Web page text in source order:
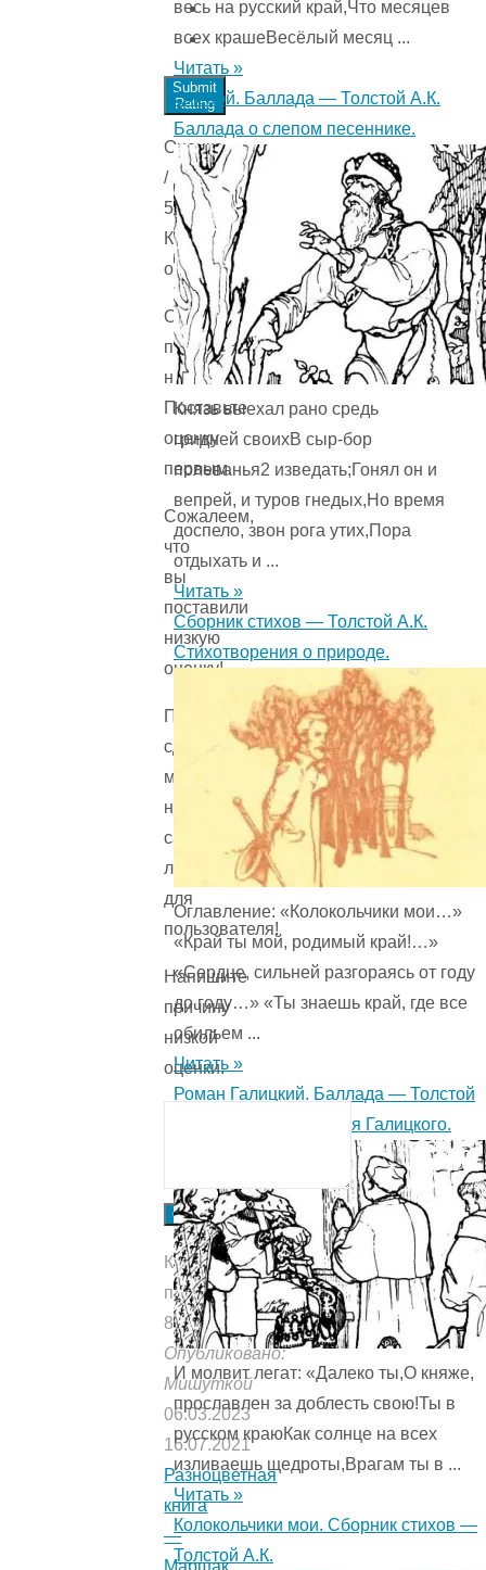
Submit
Rating
Оценка
/
5.
Количестов
оценок
Оценок
пока
нет.
Поставьте
оценку
первым.
Сожалеем,
что
вы
поставили
низкую
оценку!
Помогите
сделать
материалы
на
сайте
лучше
для
пользователя!
Напишите
причину
низкой
оценки.
Отправить
Количество
прочтений:
811
Опубликовано:
Мишуткой
06.03.2023
16.07.2021
Разноцветная
книга
—
Маршак
весь на русский край,Что месяцев
всех крашеВесёлый месяц ...
Читать »
Слепой. Баллада — Толстой А.К.
Баллада о слепом песеннике.
Князь выехал рано средь
гридней своихВ сыр-бор
полеванья2 изведать;Гонял он и
вепрей, и туров гнедых,Но время
доспело, звон рога утих,Пора
отдыхать и ...
Читать »
Сборник стихов — Толстой А.К.
Стихотворения о природе.
Оглавление: «Колокольчики мои…»
«Край ты мой, родимый край!…»
«Сердце, сильней разгораясь от году
до году…» «Ты знаешь край, где все
обильем ...
Читать »
Роман Галицкий. Баллада — Толстой
А.К. Баллада про князя Галицкого.
И молвит легат: «Далеко ты,О княже,
прославлен за доблесть свою!Ты в
русском краюКак солнце на всех
изливаешь щедроты,Врагам ты в ...
Читать »
Колокольчики мои. Сборник стихов —
Толстой А.К.